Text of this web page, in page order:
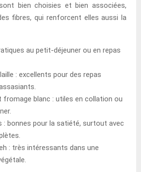
bien choisies et bien associées,
fibres, qui renforcent elles aussi la
au petit-déjeuner ou en repas
: excellents pour des repas
fromage blanc : utiles en collation ou
: bonnes pour la satiété, surtout avec
: très intéressants dans une